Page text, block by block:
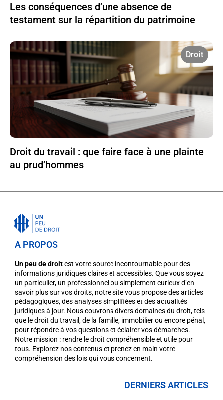
Les conséquences d’une absence de
testament sur la répartition du patrimoine
Droit
Droit du travail : que faire face à une plainte
au prud’hommes
A PROPOS
Un peu de droitest votre source incontournable pour des
informations juridiques claires et accessibles. Que vous soyez
un particulier, un professionnel ou simplement curieux d’en
savoir plus sur vos droits, notre site vous propose des articles
pédagogiques, des analyses simplifiées et des actualités
juridiques à jour. Nous couvrons divers domaines du droit, tels
que le droit du travail, de la famille, immobilier ou encore pénal,
pour répondre à vos questions et éclairer vos démarches.
Notre mission : rendre le droit compréhensible et utile pour
tous. Explorez nos contenus et prenez en main votre
compréhension des lois qui vous concernent.
DERNIERS ARTICLES